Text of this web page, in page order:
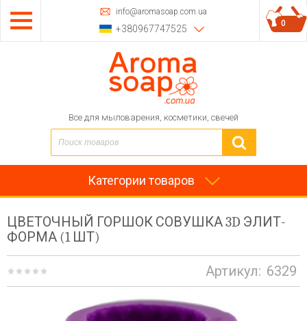
info@aromasoap.com.ua
+380967747525
Все для мыловарения, косметики, свечей
0
Категории товаров
ЦВЕТОЧНЫЙ ГОРШОК СОВУШКА 3D ЭЛИТ-
ФОРМА (1 ШТ)
Артикул: 6329